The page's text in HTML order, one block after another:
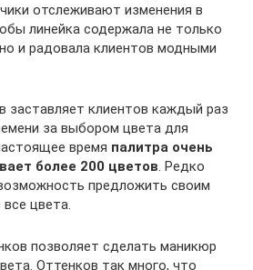
отслеживают изменения в
линейка содержала не только
и радовала клиентов модными
заставляет клиентов каждый раз
за выбором цвета для
время палитра очень
более 200 цветов. Редко
предложить своим
цвета.
позволяет сделать маникюр
Оттенков так много, что